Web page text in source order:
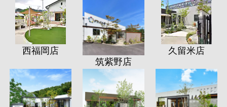
西福岡店
筑紫野店
久留米店